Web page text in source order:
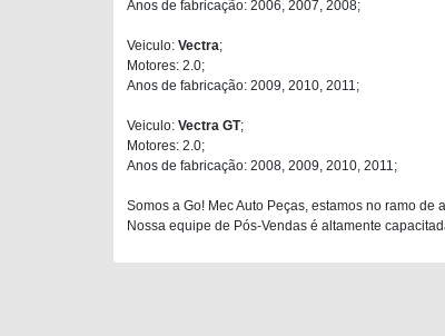
Anos de fabricação: 2006, 2007, 2008;
Veiculo: Vectra;
Motores: 2.0;
Anos de fabricação: 2009, 2010, 2011;
Veiculo: Vectra GT;
Motores: 2.0;
Anos de fabricação: 2008, 2009, 2010, 2011;
Somos a Go! Mec Auto Peças, estamos no ramo
Nossa equipe de Pós-Vendas é altamente